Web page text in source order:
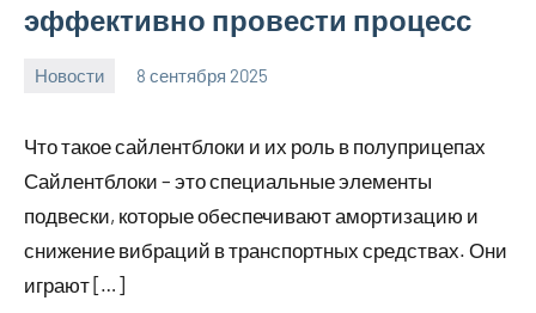
эффективно провести процесс
Новости 8 сентября 2025
Что такое сайлентблоки и их роль в полуприцепах
Сайлентблоки – это специальные элементы
подвески, которые обеспечивают амортизацию и
снижение вибраций в транспортных средствах. Они
играют […]